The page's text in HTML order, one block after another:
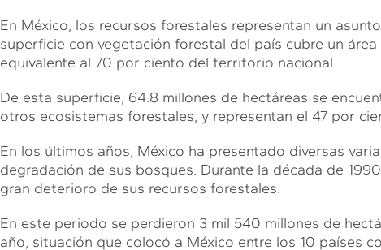
En México, los recursos forestales representan un
superficie con vegetación forestal del país cubre un
equivalente al 70 por ciento del territorio nacional.
De esta superficie, 64.8 millones de hectáreas se
otros ecosistemas forestales, y representan el 47 por
En los últimos años, México ha presentado diversas
degradación de sus bosques. Durante la década de
gran deterioro de sus recursos forestales.
En este periodo se perdieron 3 mil 540 millones de
año, situación que colocó a México entre los 10 países